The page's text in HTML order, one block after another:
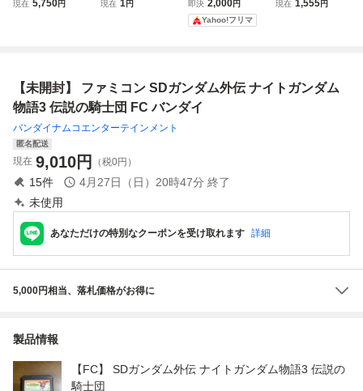
現在 5,750円 現在 1円
ナイトガンダム物
語3 伝説の騎士
即決 2,000円
Yahoo!フリマ
現在 1,555円
【未開封】 ファミコン SDガンダム外伝 ナイトガンダム
物語3 伝説の騎士団 FC バンダイ
バンダイナムコエンターテインメント
匿名配送
現在 9,010円 （税0円）
15件 4月27日（日）20時47分 終了
未使用
あなただけの特別なクーポンを受け取れます 詳細
5,000円相当、落札価格がお得に
製品情報
【FC】 SDガンダム外伝 ナイトガンダム物語3 伝説の
騎士団